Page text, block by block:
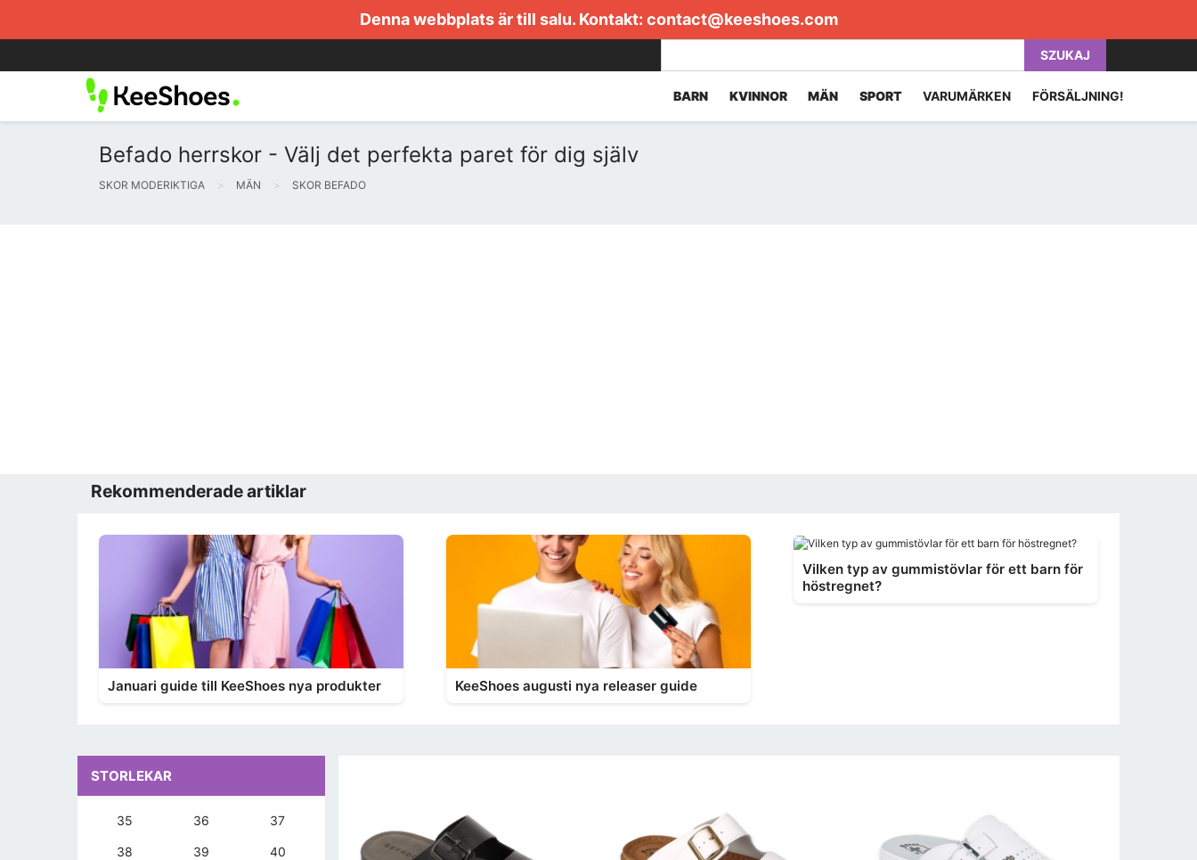
Denna webbplats är till salu. Kontakt: contact@keeshoes.com
SZUKAJ
BARN KVINNOR MÄN SPORT VARUMÄRKEN FÖRSÄLJNING!
Befado herrskor - Välj det perfekta paret för dig själv
SKOR MODERIKTIGA MÄN SKOR BEFADO
Rekommenderade artiklar
Januari guide till KeeShoes nya produkter KeeShoes augusti nya releaser guide
Vilken typ av gummistövlar för ett barn för
höstregnet?
STORLEKAR
35 36 37
38 39 40